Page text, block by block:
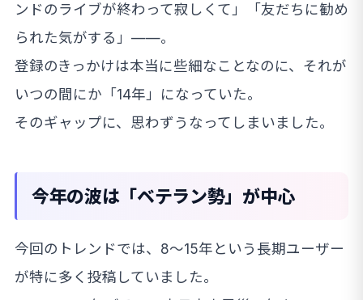
ンドのライブが終わって寂しくて」「友だちに勧め
られた気がする」——。
登録のきっかけは本当に些細なことなのに、それが
いつの間にか「14年」になっていた。
そのギャップに、思わずうなってしまいました。
今年の波は「ベテラン勢」が中心
今回のトレンドでは、8〜15年という長期ユーザー
が特に多く投稿していました。